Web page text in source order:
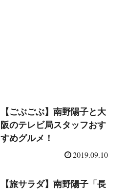
【ごぶごぶ】南野陽子と大
阪のテレビ局スタッフおす
すめグルメ！
2019.09.10
【旅サラダ】南野陽子「長